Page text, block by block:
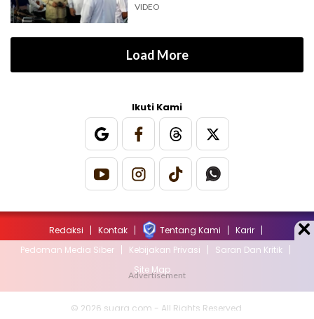
VIDEO
Load More
Ikuti Kami
Redaksi Kontak Tentang Kami
Karir
Pedoman Media Siber
Kebijakan Privasi
Saran Dan Kritik
Site Map
© 2026 suara.com - All Rights Reserved.